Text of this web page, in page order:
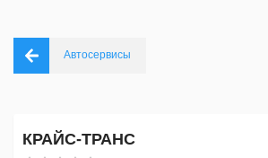
Автосервисы
КРАЙС-ТРАНС